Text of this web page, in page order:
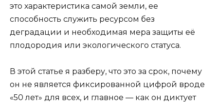
это характеристика самой земли, ее
способность служить ресурсом без
деградации и необходимая мера защиты её
плодородия или экологического статуса.
В этой статье я разберу, что это за срок, почему
он не является фиксированной цифрой вроде
«50 лет» для всех, и главное — как он диктует